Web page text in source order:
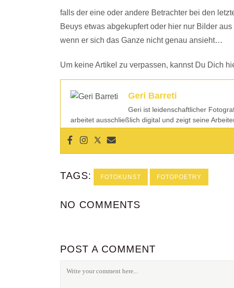
falls der eine oder andere Betrachter bei den
Beuys etwas abgekupfert oder hier nur Bilder
wenn er sich das Ganze nicht genau ansieht…
Um keine Artikel zu verpassen, kannst Du Dich
Geri Barreti
Geri ist leidenschaftlicher
arbeitet ausschließlich digital und zeigt seine
TAGS: FOTOKUNST FOTOPOETRY
NO COMMENTS
POST A COMMENT
FOLGE UNS